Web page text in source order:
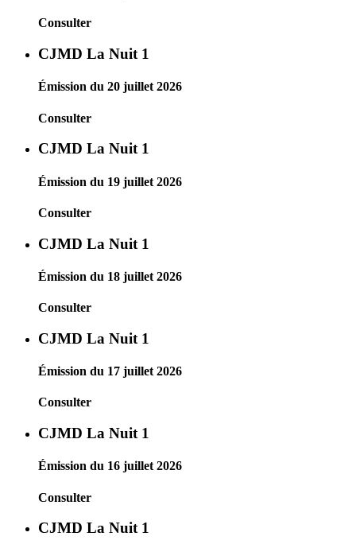
Consulter
CJMD La Nuit 1
Émission du 20 juillet 2026
Consulter
CJMD La Nuit 1
Émission du 19 juillet 2026
Consulter
CJMD La Nuit 1
Émission du 18 juillet 2026
Consulter
CJMD La Nuit 1
Émission du 17 juillet 2026
Consulter
CJMD La Nuit 1
Émission du 16 juillet 2026
Consulter
CJMD La Nuit 1